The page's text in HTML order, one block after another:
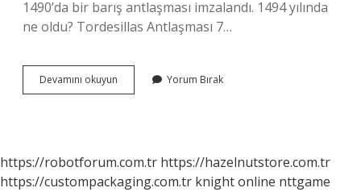
1490’da bir barış antlaşması imzalandı. 1494 yılında
ne oldu? Tordesillas Antlaşması 7…
Devamını okuyun
Yılında
Yorum Bırak
https://robotforum.com.tr https://hazelnutstore.com.tr
https://custompackaging.com.tr knight online nttgame